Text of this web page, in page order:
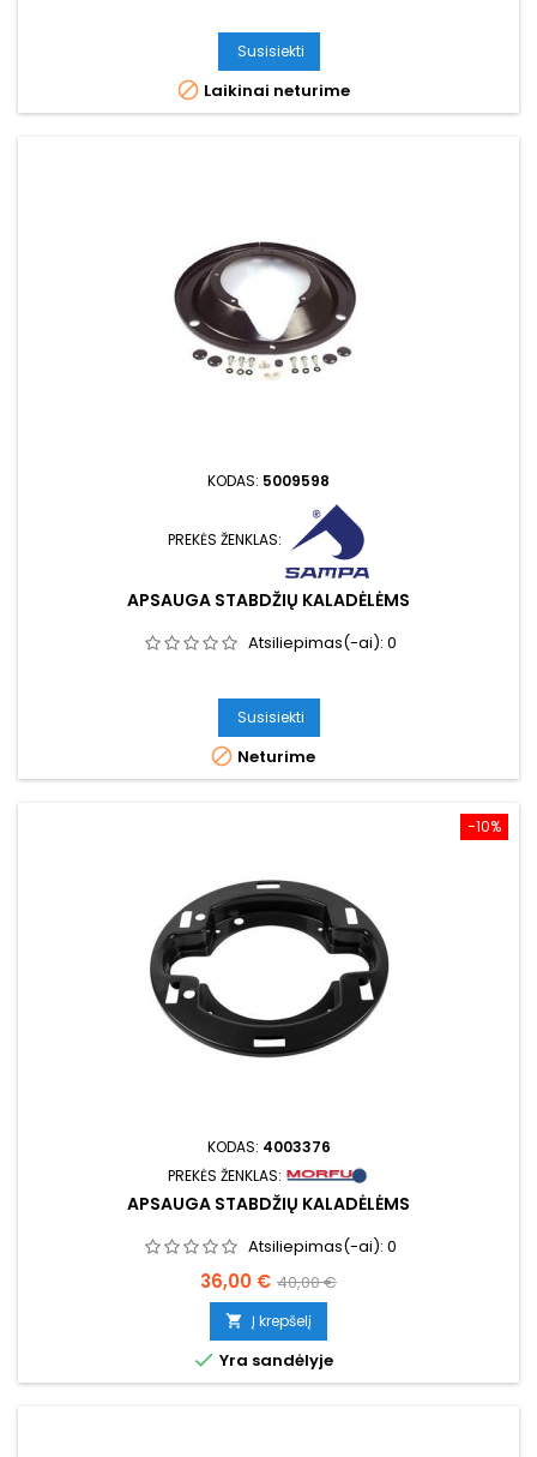
Susisiekti
 Laikinai neturime
KODAS: 5009598
PREKĖS ŽENKLAS:
APSAUGA STABDŽIŲ KALADĖLĖMS
Atsiliepimas(-ai): 0
Susisiekti
 Neturime
−10%
KODAS: 4003376
PREKĖS ŽENKLAS:
APSAUGA STABDŽIŲ KALADĖLĖMS
Atsiliepimas(-ai): 0
Kaina
36,00 € Bazinė
kaina
40,00 €
 Į krepšelį
 Yra sandėlyje